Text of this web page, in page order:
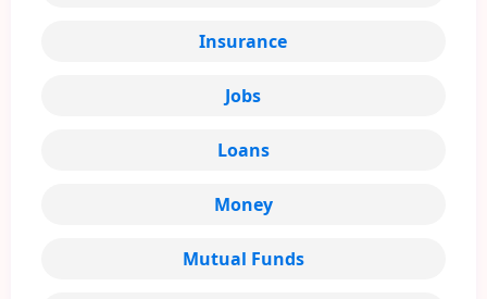
Insurance
Jobs
Loans
Money
Mutual Funds